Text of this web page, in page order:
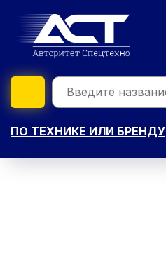
ПО ТЕХНИКЕ ИЛИ БРЕНДУ